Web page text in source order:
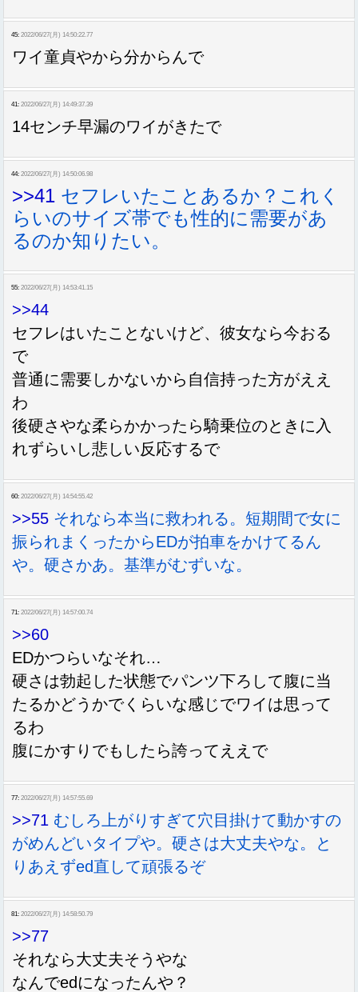
45: 2022/06/27(月) 14:50:22.77
ワイ童貞やから分からんで
41: 2022/06/27(月) 14:49:37.39
14センチ早漏のワイがきたで
44: 2022/06/27(月) 14:50:06.98
>>41 セフレいたことあるか？これく
らいのサイズ帯でも性的に需要があ
るのか知りたい。
55: 2022/06/27(月) 14:53:41.15
>>44
セフレはいたことないけど、彼女なら今おる
で
普通に需要しかないから自信持った方がええ
わ
後硬さやな柔らかかったら騎乗位のときに入
れずらいし悲しい反応するで
60: 2022/06/27(月) 14:54:55.42
>>55 それなら本当に救われる。短期間で女に
振られまくったからEDが拍車をかけてるん
や。硬さかあ。基準がむずいな。
71: 2022/06/27(月) 14:57:00.74
>>60
EDかつらいなそれ…
硬さは勃起した状態でパンツ下ろして腹に当
たるかどうかでくらいな感じでワイは思って
るわ
腹にかすりでもしたら誇ってええで
77: 2022/06/27(月) 14:57:55.69
>>71 むしろ上がりすぎて穴目掛けて動かすの
がめんどいタイプや。硬さは大丈夫やな。と
りあえずed直して頑張るぞ
81: 2022/06/27(月) 14:58:50.79
>>77
それなら大丈夫そうやな
なんでedになったんや？